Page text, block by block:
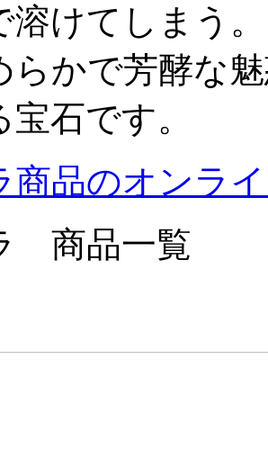
けてしまう。
らかで芳酵な
石です。
商品のオンラ
商品一覧